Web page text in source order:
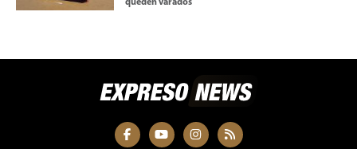
queden varados